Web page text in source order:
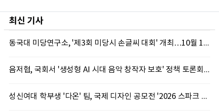
최신 기사
동국대 미당연구소, '제3회 미당시 손글씨 대회' 개최…10월 12일까지 접수
음저협, 국회서 '생성형 AI 시대 음악 창작자 보호' 정책 토론회 10일 개최
성신여대 학부생 '다온' 팀, 국제 디자인 공모전 '2026 스파크 어워드' 동상 수상